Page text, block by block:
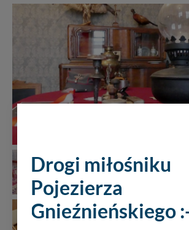
Drogi miłośniku
Pojezierza
Gnieźnieńskiego